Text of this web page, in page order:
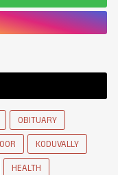
OBITUARY
KODUVALLY
HEALTH